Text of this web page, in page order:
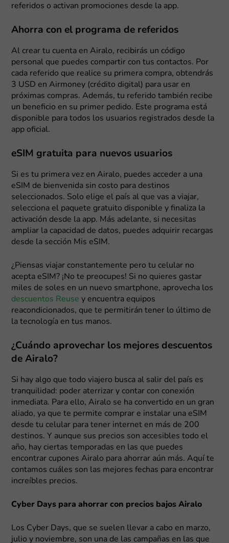
referidos o activan promociones desde la app.
Ahorra con el programa de referidos
Al crear tu cuenta en Airalo, recibirás un código
personal que puedes compartir con tus contactos. Por
cada referido que realice su primera compra, obtendrás
3 USD en Airmoney (crédito digital) para usar en
próximas compras. Además, tu referido también recibe
un beneficio en su primer pedido. Este programa está
disponible para todos los usuarios registrados desde la
app oficial.
eSIM gratuita para nuevos usuarios
Si es tu primera vez en Airalo, puedes acceder a una
eSIM de bienvenida sin costo para destinos
seleccionados. Solo elige el país al que vas a viajar,
selecciona el paquete gratuito disponible y finaliza la
activación desde la app. Más adelante, si necesitas
ampliar la capacidad de datos, puedes adquirir recargas
desde la sección Mis eSIM.
¿Piensas viajar constantemente pero tu celular no
acepta eSIM? ¡No te preocupes! Si no quieres gastar
miles de soles en un nuevo smartphone, aprovecha los
descuentos Reuse y encuentra equipos
reacondicionados, que te permitirán tener lo último de
la tecnología en tus manos.
¿Cuándo aprovechar los mejores descuentos
de Airalo?
Si hay algo que todo viajero busca al salir del país es
tranquilidad: poder aterrizar y contar con conexión
inmediata. Para ello, Airalo se ha convertido en un gran
aliado, ya que te permite comprar e instalar una eSIM
desde tu celular para tener internet en más de 200
destinos. Y aunque sus precios son accesibles todo el
año, hay ciertas temporadas en las que puedes
encontrar cupones Airalo para ahorrar aún más. Aquí te
contamos cuáles son las mejores fechas para encontrar
increíbles precios.
Cyber Days para ahorrar con precios bajos Airalo
Los Cyber Days, que se suelen llevar a cabo en marzo,
julio y noviembre, son una de las campañas en las que